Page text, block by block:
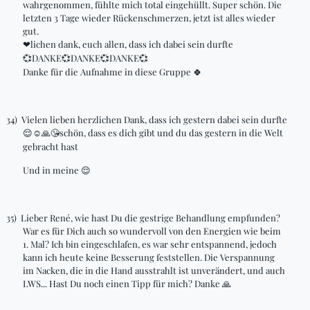
wahrgenommen, fühlte mich total eingehüllt. Super schön. Die
letzten 3 Tage wieder Rückenschmerzen, jetzt ist alles wieder
gut.
❤lichen dank, euch allen, dass ich dabei sein durfte
💞DANKE💞DANKE💞DANKE💞
Danke für die Aufnahme in diese Gruppe 🍀
34) Vielen lieben herzlichen Dank, dass ich gestern dabei sein durfte
😌☺🙏😘schön, dass es dich gibt und du das gestern in die Welt
gebracht hast
Und in meine 😌
35) Lieber René, wie hast Du die gestrige Behandlung empfunden?
War es für Dich auch so wundervoll von den Energien wie beim
1. Mal? Ich bin eingeschlafen, es war sehr entspannend, jedoch
kann ich heute keine Besserung feststellen. Die Verspannung
im Nacken, die in die Hand ausstrahlt ist unverändert, und auch
LWS... Hast Du noch einen Tipp für mich? Danke 🙏